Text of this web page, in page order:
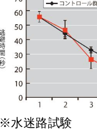
※水迷路試験